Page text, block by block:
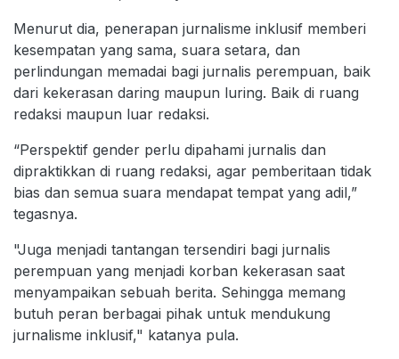
Menurut dia, penerapan jurnalisme inklusif memberi
kesempatan yang sama, suara setara, dan
perlindungan memadai bagi jurnalis perempuan, baik
dari kekerasan daring maupun luring. Baik di ruang
redaksi maupun luar redaksi.
“Perspektif gender perlu dipahami jurnalis dan
dipraktikkan di ruang redaksi, agar pemberitaan tidak
bias dan semua suara mendapat tempat yang adil,”
tegasnya.
"Juga menjadi tantangan tersendiri bagi jurnalis
perempuan yang menjadi korban kekerasan saat
menyampaikan sebuah berita. Sehingga memang
butuh peran berbagai pihak untuk mendukung
jurnalisme inklusif," katanya pula.